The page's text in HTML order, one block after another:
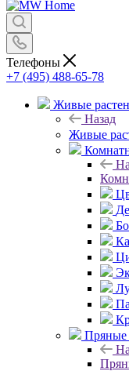
Телефоны
+7 (495) 488-65-78
Живые
Назад
Живые
Пряные